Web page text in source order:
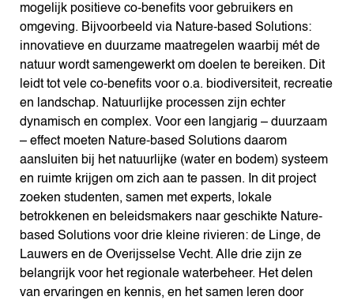
mogelijk positieve co-benefits voor gebruikers en
omgeving. Bijvoorbeeld via Nature-based Solutions:
innovatieve en duurzame maatregelen waarbij mét de
natuur wordt samengewerkt om doelen te bereiken. Dit
leidt tot vele co-benefits voor o.a. biodiversiteit, recreatie
en landschap. Natuurlijke processen zijn echter
dynamisch en complex. Voor een langjarig – duurzaam
– effect moeten Nature-based Solutions daarom
aansluiten bij het natuurlijke (water en bodem) systeem
en ruimte krijgen om zich aan te passen. In dit project
zoeken studenten, samen met experts, lokale
betrokkenen en beleidsmakers naar geschikte Nature-
based Solutions voor drie kleine rivieren: de Linge, de
Lauwers en de Overijsselse Vecht. Alle drie zijn ze
belangrijk voor het regionale waterbeheer. Het delen
van ervaringen en kennis, en het samen leren door